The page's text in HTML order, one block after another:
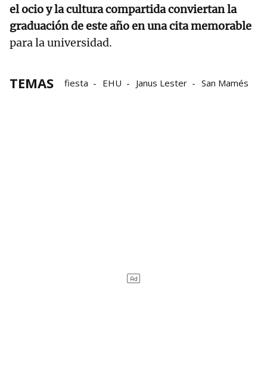
el ocio y la cultura compartida conviertan la
graduación de este año en una cita memorable
para la universidad.
TEMAS fiesta EHU Janus Lester San Mamés